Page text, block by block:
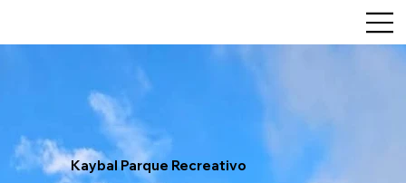
Kaybal Parque Recreativo